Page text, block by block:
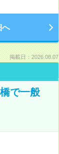
へ
掲載日：2026.08.07
で一般